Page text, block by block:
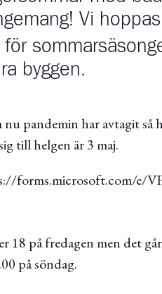
Vi
byggen.
pandemin har avtagit så
till helgen är 3 maj.
forms.microsoft.com/e/
18 på fredagen men det
på söndag.